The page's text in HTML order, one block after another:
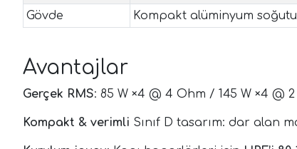
Gövde
Kompakt alüminyum
Avantajlar
Gerçek RMS: 85 W ×4 @ 4 Ohm / 145 W ×4
Kompakt & verimli Sınıf D tasarım: dar alan